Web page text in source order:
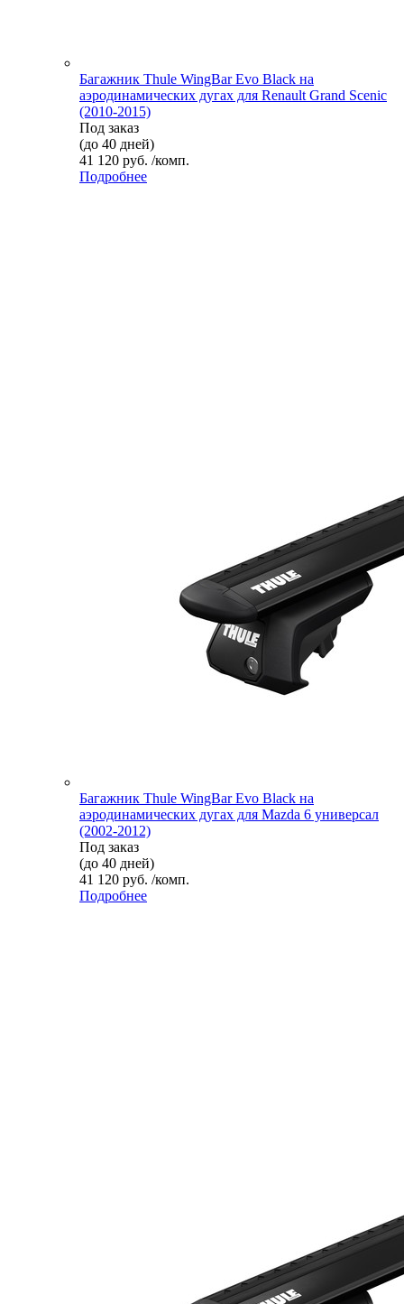
Багажник Thule WingBar Evo Black на
аэродинамических дугах для Renault Grand Scenic
(2010-2015)
Под заказ
(до 40 дней)
41 120 руб. /комп.
Подробнее
Багажник Thule WingBar Evo Black на
аэродинамических дугах для Mazda 6 универсал
(2002-2012)
Под заказ
(до 40 дней)
41 120 руб. /комп.
Подробнее